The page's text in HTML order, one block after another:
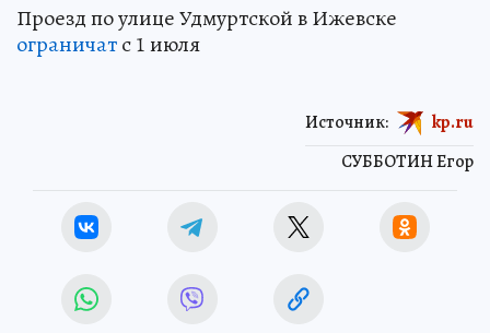
Проезд по улице Удмуртской в Ижевске
ограничатс 1 июля
СУББОТИН Егор
Источник: kp.ru